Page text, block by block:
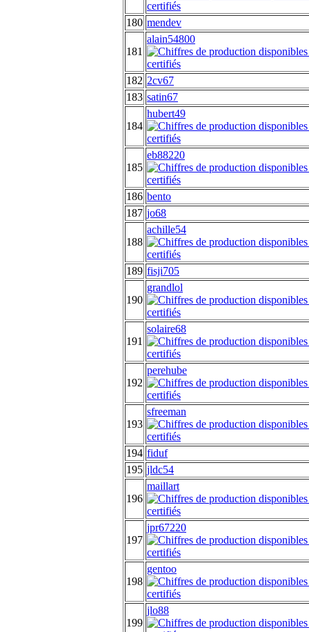
180 mendev
181
alain54800
182 2cv67
183 satin67
184
hubert49
185
eb88220
186 bento
187 jo68
188
achille54
189 fisji705
190
grandlol
191
solaire68
192
perehube
193
sfreeman
194 fiduf
195 jldc54
196
maillart
197
jpr67220
198
gentoo
199
jlo88